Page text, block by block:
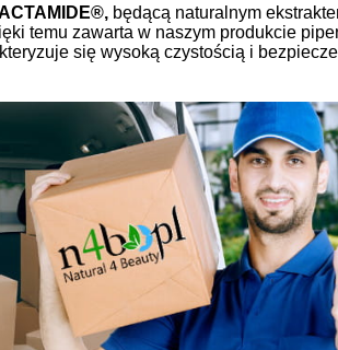
będącą naturalnym
temu zawarta w naszym produkcie
się wysoką czystością i